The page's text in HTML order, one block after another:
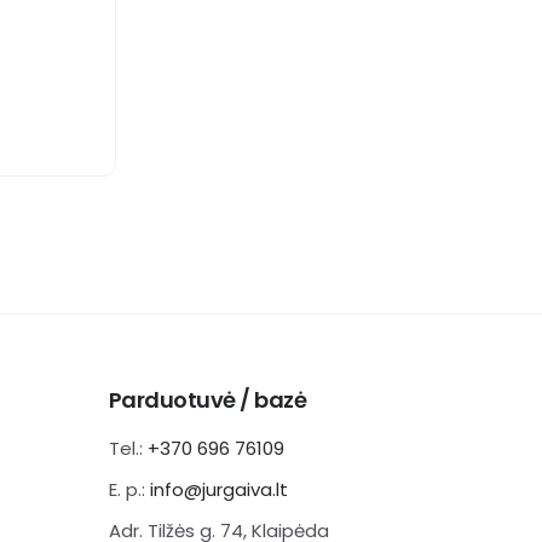
Parduotuvė / bazė
Tel.: +370 696 76109
E. p.: info@jurgaiva.lt
Adr. Tilžės g. 74, Klaipėda